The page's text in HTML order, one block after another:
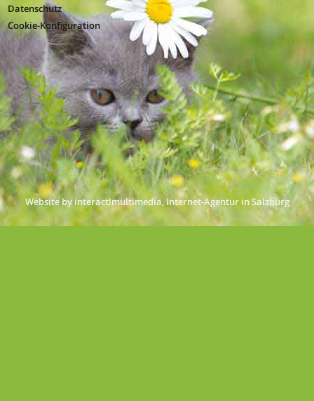
Datenschutz
Cookie-Konfiguration
Website by interact!multimedia, Internet-Agentur in Salzburg